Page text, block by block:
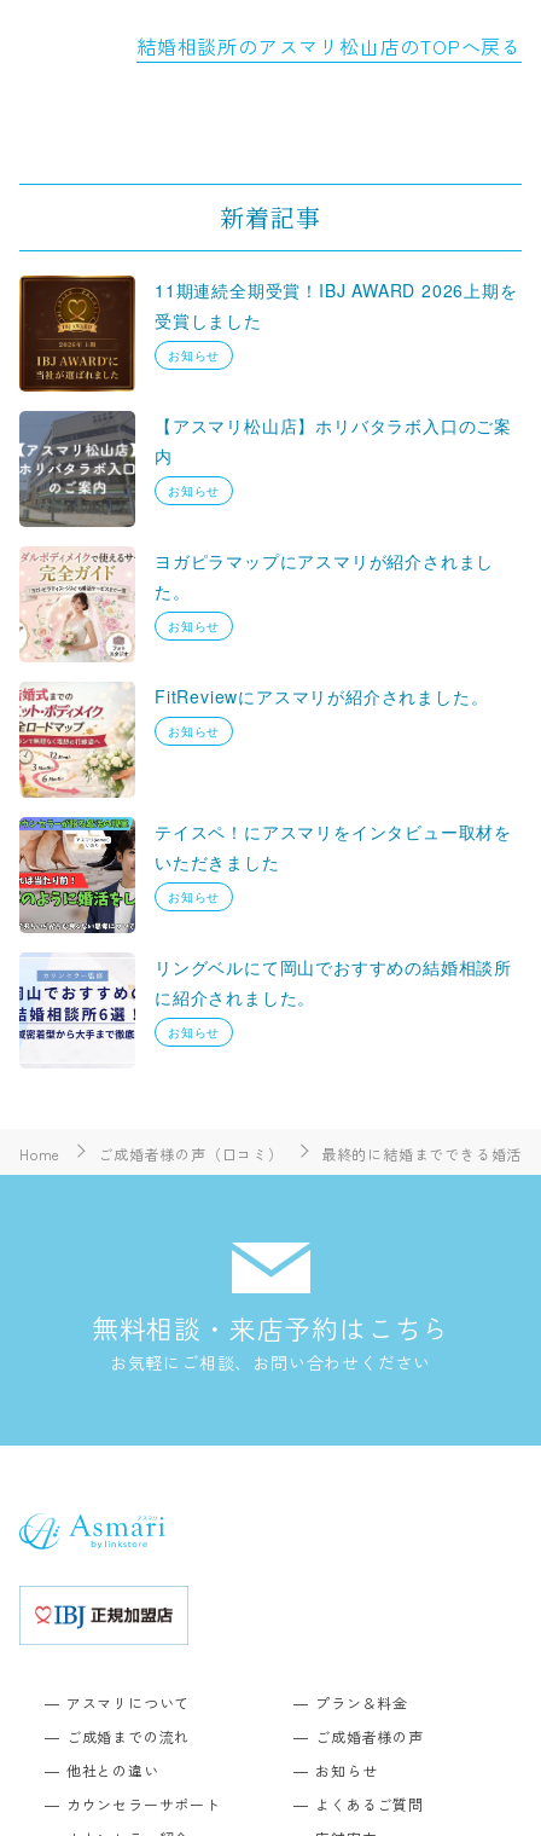
結婚相談所のアスマリ松山店のTOPへ戻る
新着記事
11期連続全期受賞！IBJ AWARD 2026上期を
受賞しました
お知らせ
【アスマリ松山店】ホリバタラボ入口のご案
内
お知らせ
ヨガピラマップにアスマリが紹介されまし
た。
お知らせ
FitReviewにアスマリが紹介されました。
お知らせ
テイスペ！にアスマリをインタビュー取材を
いただきました
お知らせ
リングベルにて岡山でおすすめの結婚相談所
に紹介されました。
お知らせ
Home ご成婚者様の声（口コミ） 最終的に結婚までできる婚活
無料相談・来店予約はこちら
お気軽にご相談、お問い合わせください
アスマリについて
ご成婚までの流れ
他社との違い
カウンセラーサポート
プラン＆料金
ご成婚者様の声
お知らせ
よくあるご質問